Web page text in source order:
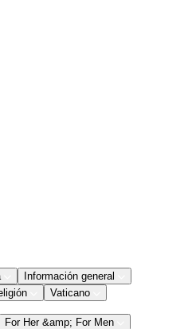
Información general
Vaticano
For Her &amp; For Men